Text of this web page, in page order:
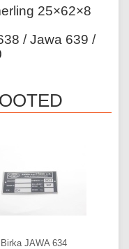
25×62×8
/ Jawa 639 /
Birka JAWA 634